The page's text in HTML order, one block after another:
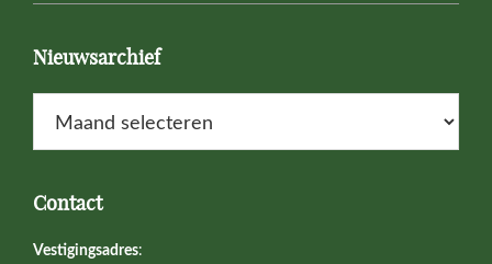
Nieuwsarchief
Contact
Vestigingsadres: